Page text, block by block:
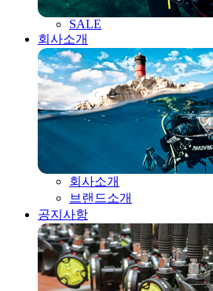
SALE
회사소개
회사소개
브랜드소개
공지사항